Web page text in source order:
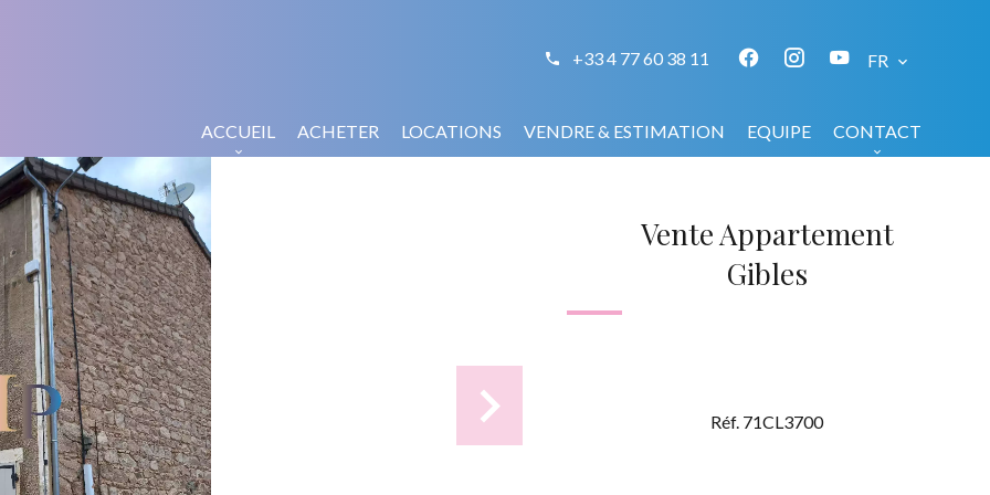
+33 4 77 60 38 11 FR
ACCUEIL ACHETER LOCATIONS VENDRE & ESTIMATION EQUIPE CONTACT
Vente Appartement
Gibles
Réf. 71CL3700